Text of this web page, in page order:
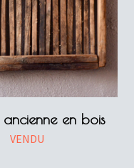
en bois
VENDU